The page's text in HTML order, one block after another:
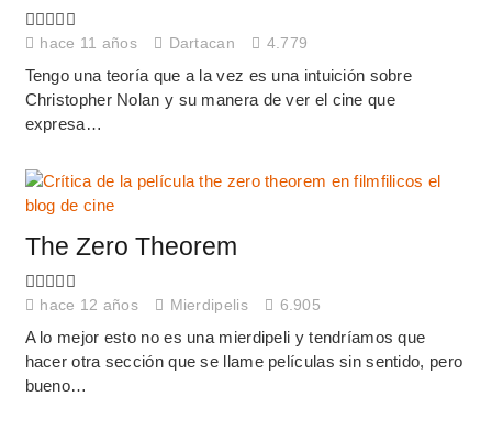
hace 11 años Dartacan 4.779
Tengo una teoría que a la vez es una intuición sobre
Christopher Nolan y su manera de ver el cine que
expresa…
The Zero Theorem
hace 12 años Mierdipelis 6.905
A lo mejor esto no es una mierdipeli y tendríamos que
hacer otra sección que se llame películas sin sentido, pero
bueno…